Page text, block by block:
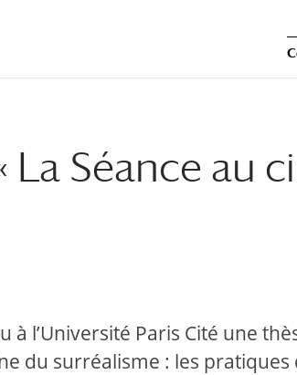
Séance au
à l’Université Paris Cité une
du surréalisme : les pratiques